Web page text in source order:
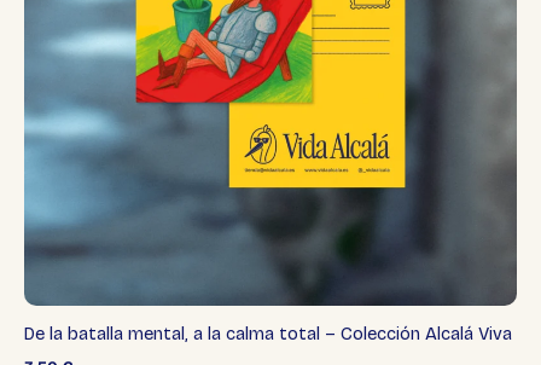
De la batalla mental, a la calma total – Colección Alcalá Viva